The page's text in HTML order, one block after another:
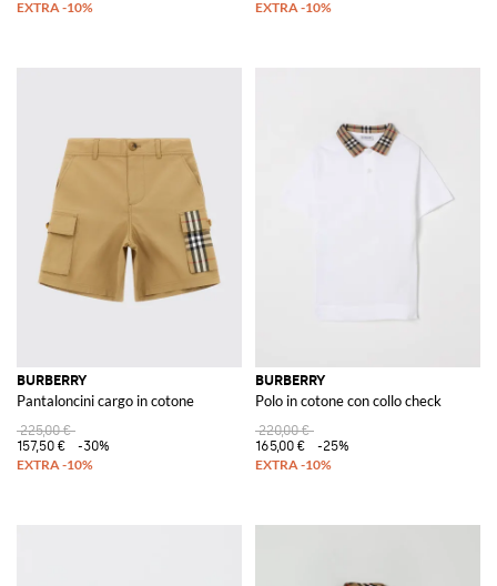
BURBERRY
Pantaloncini cargo in cotone
225,00 €
157,50 €
-30%
BURBERRY
Polo in cotone con collo check
220,00 €
165,00 €
-25%